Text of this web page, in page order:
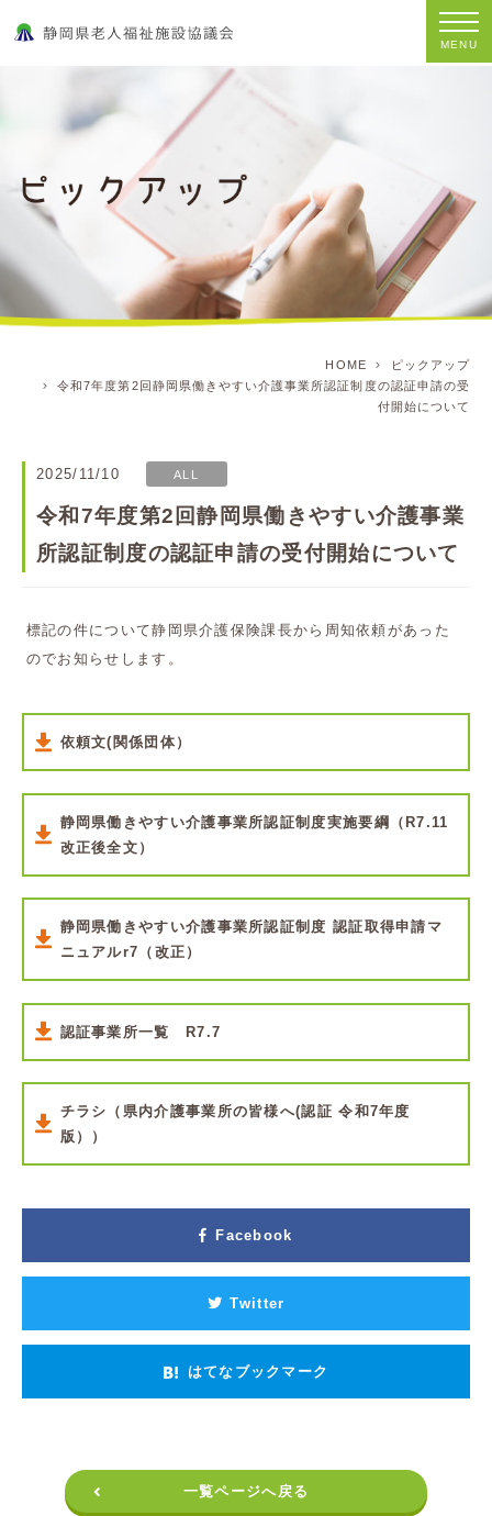
MENU
HOME
ピックアップ
令和7年度第2回静岡県働きやすい介護事業所認証制度の認証申請の受
付開始について
2025/11/10 ALL
令和7年度第2回静岡県働きやすい介護事業
所認証制度の認証申請の受付開始について
標記の件について静岡県介護保険課長から周知依頼があった
のでお知らせします。
依頼文(関係団体）
静岡県働きやすい介護事業所認証制度実施要綱（R7.11
改正後全文）
静岡県働きやすい介護事業所認証制度 認証取得申請マ
ニュアルr7（改正）
認証事業所一覧 R7.7
チラシ（県内介護事業所の皆様へ(認証 令和7年度
版））
Facebook
Twitter
はてなブックマーク
一覧ページへ戻る